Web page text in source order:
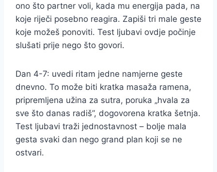
ono što partner voli, kada mu energija pada, na
koje riječi posebno reagira. Zapiši tri male geste
koje možeš ponoviti. Test ljubavi ovdje počinje
slušati prije nego što govori.
Dan 4-7: uvedi ritam jedne namjerne geste
dnevno. To može biti kratka masaža ramena,
pripremljena užina za sutra, poruka „hvala za
sve što danas radiš”, dogovorena kratka šetnja.
Test ljubavi traži jednostavnost – bolje mala
gesta svaki dan nego grand plan koji se ne
ostvari.